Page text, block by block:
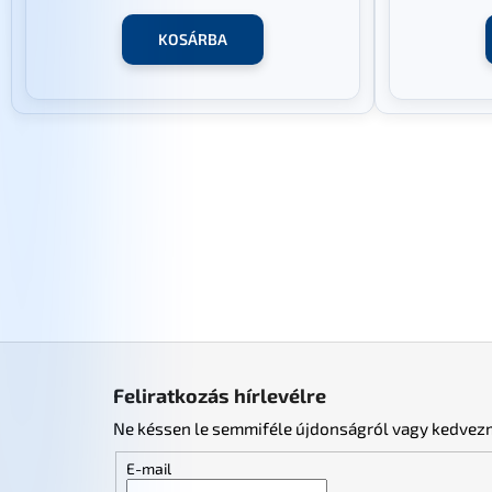
KOSÁRBA
Feliratkozás hírlevélre
Ne késsen le semmiféle újdonságról vagy
E-mail